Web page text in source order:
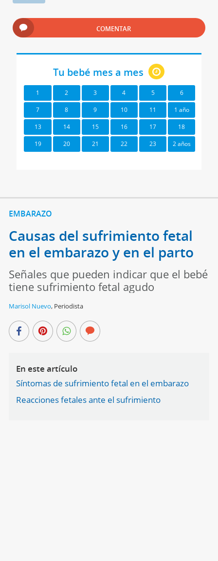
COMENTAR
Tu bebé mes a mes
1 2 3 4 5 6
7 8 9 10 11 1 año
13 14 15 16 17 18
19 20 21 22 23 2 años
EMBARAZO
Causas del sufrimiento fetal
en el embarazo y en el parto
Señales que pueden indicar que el bebé
tiene sufrimiento fetal agudo
Marisol Nuevo, Periodista
En este artículo
Síntomas de sufrimiento fetal en el embarazo
Reacciones fetales ante el sufrimiento